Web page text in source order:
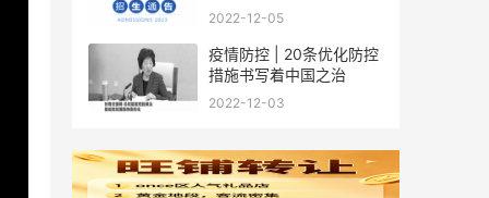
2022-12-05
疫情防控 | 20条优化防控
措施书写着中国之治
2022-12-03